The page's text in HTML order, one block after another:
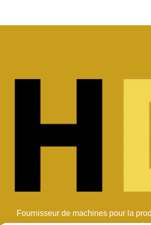
Fournisseur de machines pour la